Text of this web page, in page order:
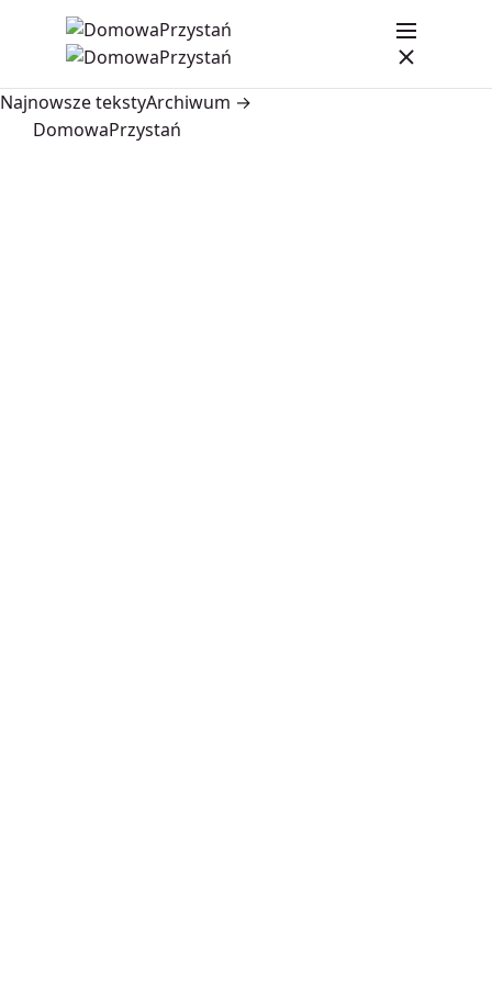
Najnowsze tekstyArchiwum →
DomowaPrzystań